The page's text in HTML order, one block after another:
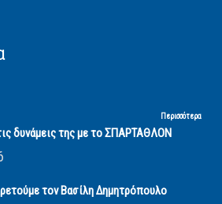
Περισσότερα
δυνάμεις της με το ΣΠΑΡΤΑΘΛΟΝ
τον Βασίλη Δημητρόπουλο